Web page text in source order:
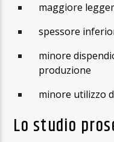
maggiore
spessore
minore
produzione
minore utilizzo
Lo studio